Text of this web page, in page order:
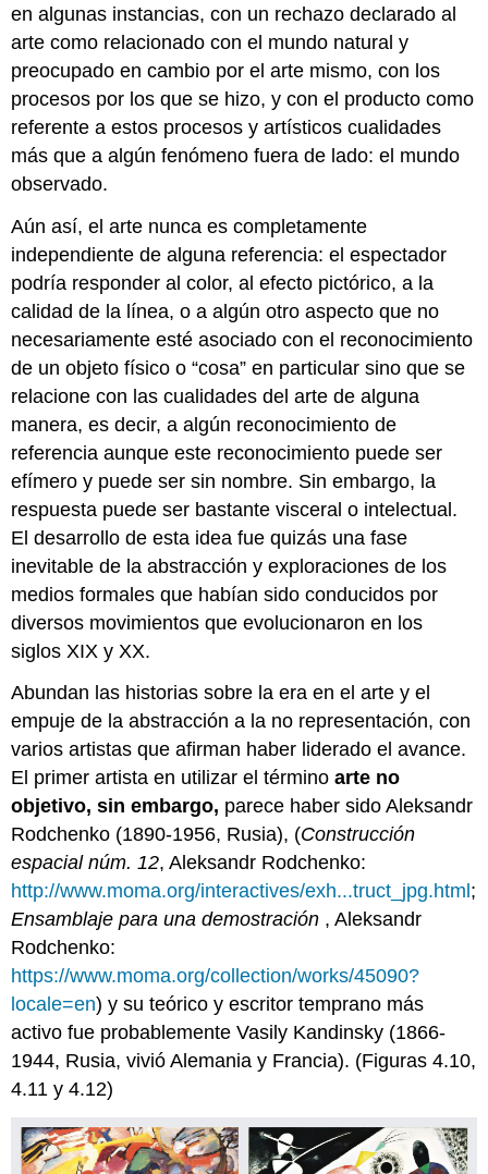
en algunas instancias, con un rechazo declarado al
arte como relacionado con el mundo natural y
preocupado en cambio por el arte mismo, con los
procesos por los que se hizo, y con el producto como
referente a estos procesos y artísticos cualidades
más que a algún fenómeno fuera de lado: el mundo
observado.
Aún así, el arte nunca es completamente
independiente de alguna referencia: el espectador
podría responder al color, al efecto pictórico, a la
calidad de la línea, o a algún otro aspecto que no
necesariamente esté asociado con el reconocimiento
de un objeto físico o “cosa” en particular sino que se
relacione con las cualidades del arte de alguna
manera, es decir, a algún reconocimiento de
referencia aunque este reconocimiento puede ser
efímero y puede ser sin nombre. Sin embargo, la
respuesta puede ser bastante visceral o intelectual.
El desarrollo de esta idea fue quizás una fase
inevitable de la abstracción y exploraciones de los
medios formales que habían sido conducidos por
diversos movimientos que evolucionaron en los
siglos XIX y XX.
Abundan las historias sobre la era en el arte y el
empuje de la abstracción a la no representación, con
varios artistas que afirman haber liderado el avance.
El primer artista en utilizar el términoarte no
objetivo, sin embargo, parece haber sido Aleksandr
Rodchenko (1890-1956, Rusia), (Construcción
espacial núm. 12, Aleksandr Rodchenko:
http://www.moma.org/interactives/exh...truct_jpg.html ;
Ensamblaje para una demostración , Aleksandr
Rodchenko:
https://www.moma.org/collection/works/45090?
locale=en) y su teórico y escritor temprano más
activo fue probablemente Vasily Kandinsky (1866-
1944, Rusia, vivió Alemania y Francia). (Figuras 4.10,
4.11 y 4.12)